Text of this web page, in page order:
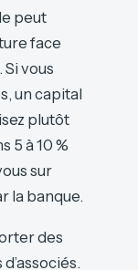
peut
face
vous
un capital
plutôt
5 à 10 %
sur
la banque.
des